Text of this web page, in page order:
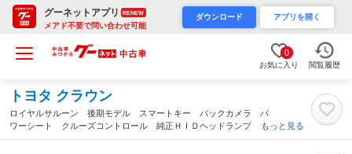
グーネットアプリ RENEW
メアド不要で問い合わせ可能
ダウンロード アプリを開く
0
お気に入り 閲覧履歴
トヨタ クラウン
ロイヤルサルーン 後期モデル スマートキー バックカメラ パ
ワーシート クルーズコントロール 純正ＨＩＤヘッドランプ 純
正１６インチホイール ドライブレコーダー フルセグ地デジＴ
もっと見る